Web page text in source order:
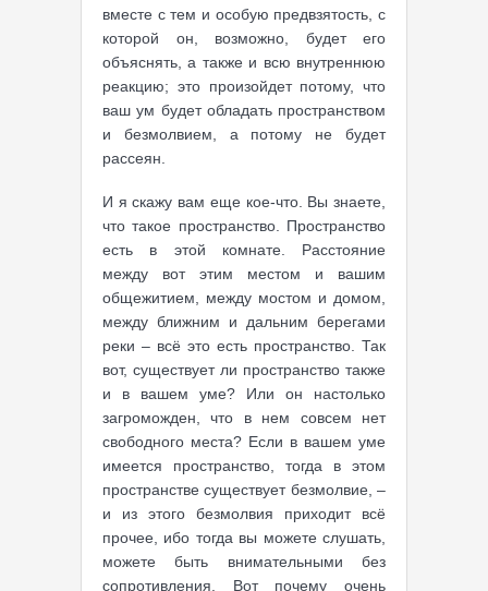
вместе с тем и особую предвзятость, с
которой он, возможно, будет его
объяснять, а также и всю внутреннюю
реакцию; это произойдет потому, что
ваш ум будет обладать пространством
и безмолвием, а потому не будет
рассеян.
И я скажу вам еще кое-что. Вы знаете,
что такое пространство. Пространство
есть в этой комнате. Расстояние
между вот этим местом и вашим
общежитием, между мостом и домом,
между ближним и дальним берегами
реки – всё это есть пространство. Так
вот, существует ли пространство также
и в вашем уме? Или он настолько
загроможден, что в нем совсем нет
свободного места? Если в вашем уме
имеется пространство, тогда в этом
пространстве существует безмолвие, –
и из этого безмолвия приходит всё
прочее, ибо тогда вы можете слушать,
можете быть внимательными без
сопротивления. Вот почему очень